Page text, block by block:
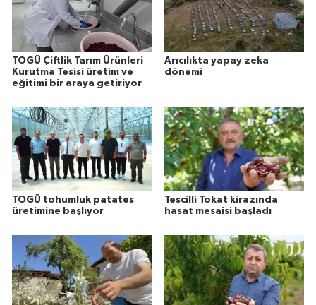
TOGÜ Çiftlik Tarım Ürünleri
Kurutma Tesisi üretim ve
eğitimi bir araya getiriyor
Arıcılıkta yapay zeka
dönemi
TOGÜ tohumluk patates
üretimine başlıyor
Tescilli Tokat kirazında
hasat mesaisi başladı